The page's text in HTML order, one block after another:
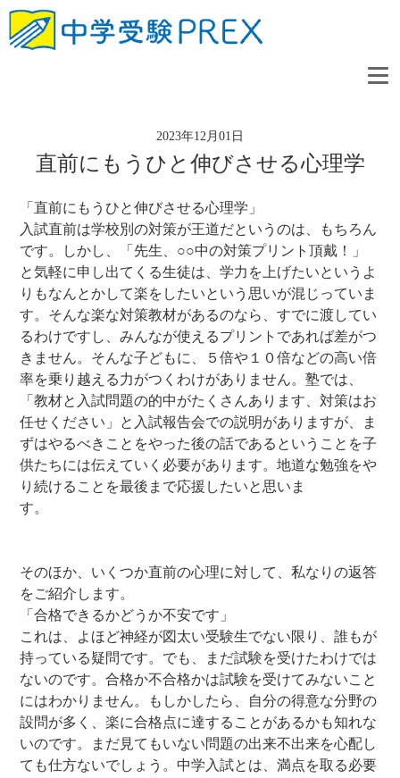
2023年12月01日
直前にもうひと伸びさせる心理学
「直前にもうひと伸びさせる心理学」
入試直前は学校別の対策が王道だというのは、もちろん
です。しかし、「先生、○○中の対策プリント頂戴！」
と気軽に申し出てくる生徒は、学力を上げたいというよ
りもなんとかして楽をしたいという思いが混じっていま
す。そんな楽な対策教材があるのなら、すでに渡してい
るわけですし、みんなが使えるプリントであれば差がつ
きません。そんな子どもに、５倍や１０倍などの高い倍
率を乗り越える力がつくわけがありません。塾では、
「教材と入試問題の的中がたくさんあります、対策はお
任せください」と入試報告会での説明がありますが、ま
ずはやるべきことをやった後の話であるということを子
供たちには伝えていく必要があります。地道な勉強をや
り続けることを最後まで応援したいと思いま
す。
そのほか、いくつか直前の心理に対して、私なりの返答
をご紹介します。
「合格できるかどうか不安です」
これは、よほど神経が図太い受験生でない限り、誰もが
持っている疑問です。でも、まだ試験を受けたわけでは
ないのです。合格か不合格かは試験を受けてみないこと
にはわかりません。もしかしたら、自分の得意な分野の
設問が多く、楽に合格点に達することがあるかも知れな
いのです。まだ見てもいない問題の出来不出来を心配し
ても仕方ないでしょう。中学入試とは、満点を取る必要